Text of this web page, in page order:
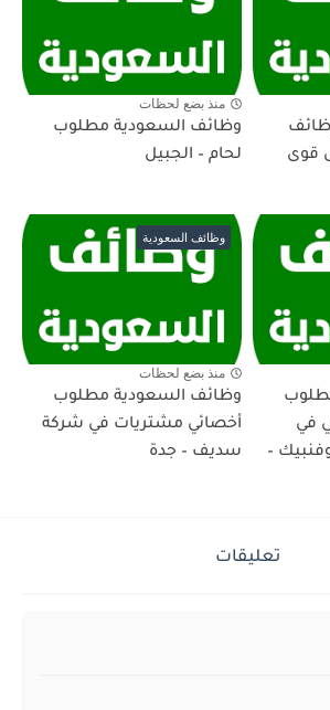
قوى
منذ بضع لحظات
وظائف السعودية مطلوب
لحام – الجبيل
في
–
وظائف السعودية
منذ بضع لحظات
وظائف السعودية مطلوب
أخصائي مشتريات في شركة
سديف – جدة
تعليقات